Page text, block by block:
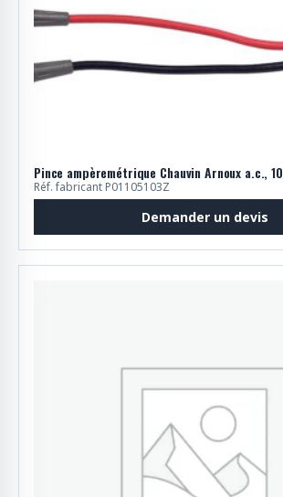
Pince ampèremétrique Chauvin Arnoux a.c.,
Réf. fabricant P01105103Z
Demander un devis